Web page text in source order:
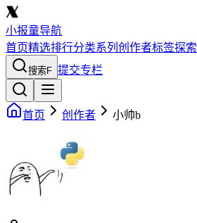
小报童导航
首页精选排行分类系列 创作者标签探索
搜索F 提交专栏
首页 创作者 小帅b